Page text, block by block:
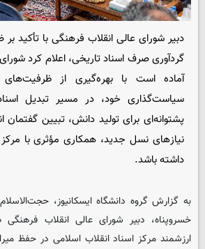
دبیر شورای عالی انقلاب فرهنگی با تأکید
گردآوری صرف اسناد تاریخی، اعلام کرد
آماده است با بهره‌گیری از
سیاست‌گذاری خود، در مسیر تبدیل
پشتوانه‌ای برای تولید دانش، تبیین گفتمان
نیازهای نسل جدید، همکاری مؤثری با مرکز
داشته باشد.
به گزارش گروه دانشگاه ایسکانیوز،
خسروپناه، دبیر شورای عالی انقلاب
ارزشمند مرکز اسناد انقلاب اسلامی در حفظ